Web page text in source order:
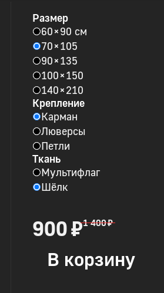
Размер
60 × 90 см
70 × 105
90 × 135
100 × 150
140 × 210
Крепление
Карман
Люверсы
Петли
Ткань
Мультифлаг
Шёлк
900 ₽1 400 ₽
В корзину